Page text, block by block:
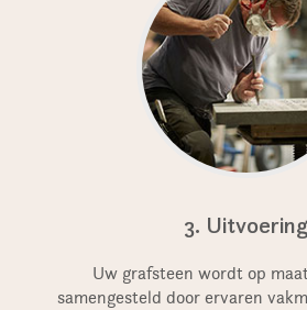
3. Uitvoering
Uw grafsteen wordt op
samengesteld door ervaren